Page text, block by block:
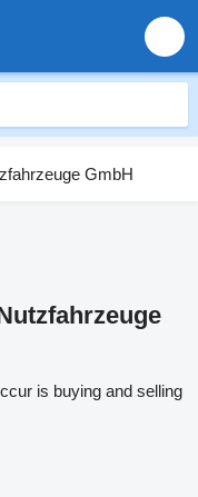
is buying and selling